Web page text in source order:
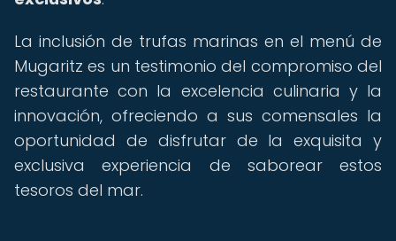
La inclusión de trufas marinas en el menú de
Mugaritz es un testimonio del compromiso del
restaurante con la excelencia culinaria y la
innovación, ofreciendo a sus comensales la
oportunidad de disfrutar de la exquisita y
exclusiva experiencia de saborear estos
tesoros del mar.